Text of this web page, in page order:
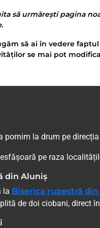
să urmărești pagina
să ai în vedere
se mai pot
pornim la drum pe direcția
pe raza
din Aluniș
la Biserica rupestră
de doi ciobani, direct